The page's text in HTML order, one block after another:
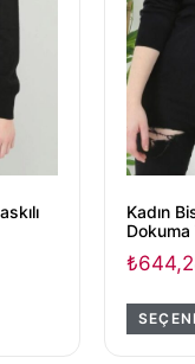
Kadın
Dokuma
₺